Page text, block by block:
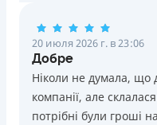
20 июля 2026 г. в 23:06
Добре
Ніколи не думала, що
компанії, але
потрібні були гроші